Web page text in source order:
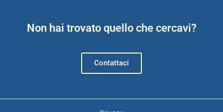
Non hai trovato quello che cercavi?
Contattaci